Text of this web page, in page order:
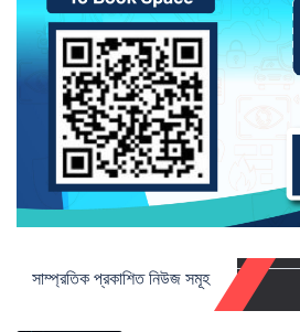
সাম্প্রতিক প্রকাশিত নিউজ সমূহ